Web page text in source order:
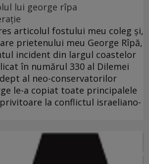
lui george rîpa
articolul fostului meu coleg şi,
prietenului meu George Rîpă,
incident din largul coastelor
în numărul 330 al Dilemei
al neo-conservatorilor
le-a copiat toate principalele
la conflictul israeliano-